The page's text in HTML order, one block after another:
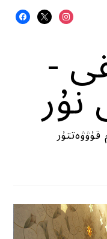
FACEBOOK
X
-
نۇر